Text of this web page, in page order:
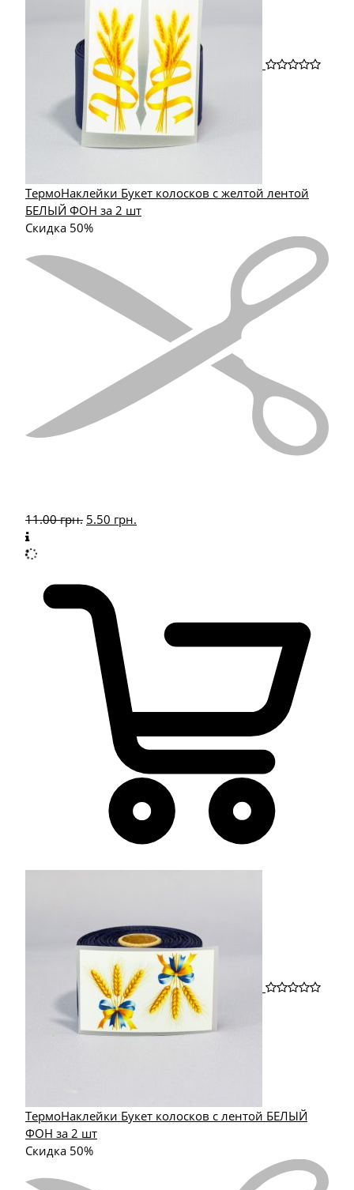
ТермоНаклейки Букет колосков с желтой лентой
БЕЛЫЙ ФОН за 2 шт
Скидка 50%
11.00грн. 5.50 грн.
ТермоНаклейки Букет колосков с лентой БЕЛЫЙ
ФОН за 2 шт
Скидка 50%